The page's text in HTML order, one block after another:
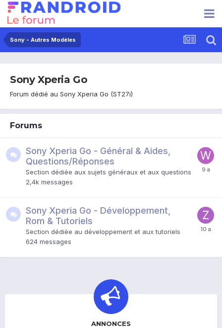
Sony - Autres Modèles
Sony Xperia Go
Forum dédié au Sony Xperia Go (ST27i)
Forums
Sony Xperia Go - Général & Aides,
Questions/Réponses
Section dédiée aux sujets généraux et aux questions
2,4k messages
Sony Xperia Go - Développement,
Rom & Tutoriels
Section dédiée au développement et aux tutoriels
624 messages
ANNONCES